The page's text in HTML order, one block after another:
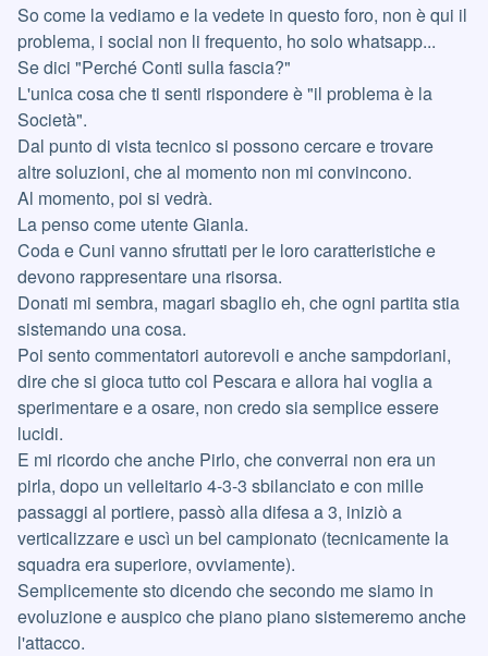
So come la vediamo e la vedete in questo foro, non è qui il
problema, i social non li frequento, ho solo whatsapp...
Se dici "Perché Conti sulla fascia?"
L'unica cosa che ti senti rispondere è "il problema è la
Società".
Dal punto di vista tecnico si possono cercare e trovare
altre soluzioni, che al momento non mi convincono.
Al momento, poi si vedrà.
La penso come utente Gianla.
Coda e Cuni vanno sfruttati per le loro caratteristiche e
devono rappresentare una risorsa.
Donati mi sembra, magari sbaglio eh, che ogni partita stia
sistemando una cosa.
Poi sento commentatori autorevoli e anche sampdoriani,
dire che si gioca tutto col Pescara e allora hai voglia a
sperimentare e a osare, non credo sia semplice essere
lucidi.
E mi ricordo che anche Pirlo, che converrai non era un
pirla, dopo un velleitario 4-3-3 sbilanciato e con mille
passaggi al portiere, passò alla difesa a 3, iniziò a
verticalizzare e uscì un bel campionato (tecnicamente la
squadra era superiore, ovviamente).
Semplicemente sto dicendo che secondo me siamo in
evoluzione e auspico che piano piano sistemeremo anche
l'attacco.